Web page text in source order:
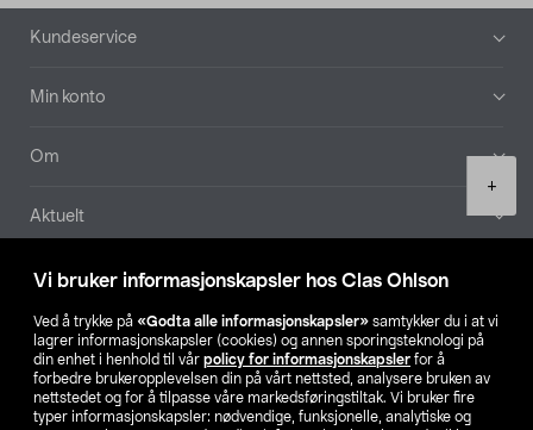
Vi bruker informasjonskapsler hos Clas Ohlson
Ved å trykke på «Godta alle informasjonskapsler» samtykker du i at vi
lagrer informasjonskapsler (cookies) og annen sporingsteknologi på
din enhet i henhold til vår policy for informasjonskapsler for å
forbedre brukeropplevelsen din på vårt nettsted, analysere bruken av
nettstedet og for å tilpasse våre markedsføringstiltak. Vi bruker fire
typer informasjonskapsler: nødvendige, funksjonelle, analytiske og
+
Bunntekst
Kundeservice
Min konto
Om
Aktuelt
Våre selskaper
Finn din butikk
SE NO FI